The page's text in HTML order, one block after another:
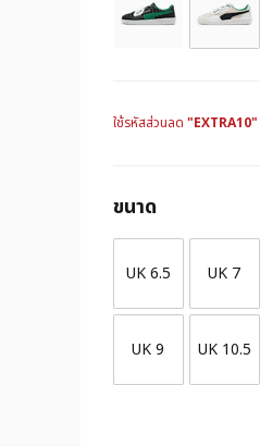
ใช้รหัสส่วนลด "EXTRA10"
ขนาด
UK 6.5 UK 7
UK 9 UK 10.5